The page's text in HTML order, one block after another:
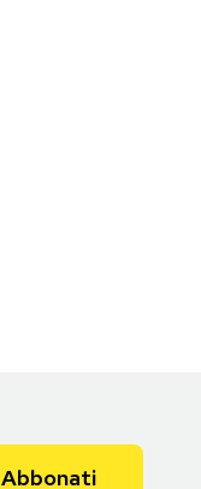
Abbonati